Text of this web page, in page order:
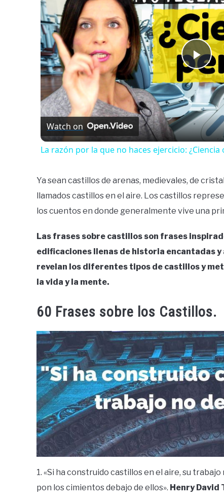
Play
Watch on
La razón por la que no haces ejercicio: ¿Ciencia
Ya sean castillos de arenas, medievales, de
llamados castillos en el aire. Los castillos
los cuentos en donde generalmente vive una
Las frases sobre castillos son frases
edificaciones llenas de historia encantadas
revelan los diferentes tipos de castillos y
la vida y la mente.
60 Frases sobre los Castillos.
1. «Si ha construido castillos en el aire, su
pon los cimientos debajo de ellos». Henry David